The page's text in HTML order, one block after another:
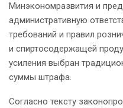
Минэкономразвития и
административную
требований и правил
и спиртосодержащей
усиления выбран
суммы штрафа.
Согласно тексту